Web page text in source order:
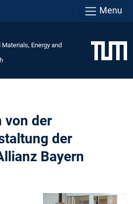
Menu
Energy and
von der
der
Bayern